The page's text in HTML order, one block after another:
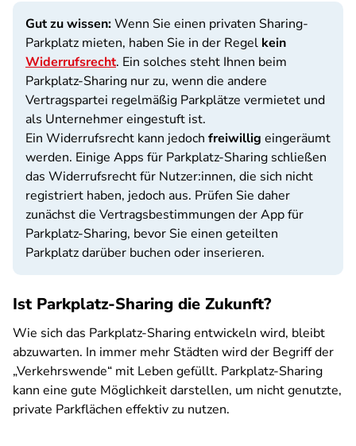
Gut zu wissen:Wenn Sie einen privaten Sharing-
Parkplatz mieten, haben Sie in der Regel kein
Widerrufsrecht. Ein solches steht Ihnen beim
Parkplatz-Sharing nur zu, wenn die andere
Vertragspartei regelmäßig Parkplätze vermietet und
als Unternehmer eingestuft ist.
Ein Widerrufsrecht kann jedoch freiwillig eingeräumt
werden. Einige Apps für Parkplatz-Sharing schließen
das Widerrufsrecht für Nutzer:innen, die sich nicht
registriert haben, jedoch aus. Prüfen Sie daher
zunächst die Vertragsbestimmungen der App für
Parkplatz-Sharing, bevor Sie einen geteilten
Parkplatz darüber buchen oder inserieren.
Ist Parkplatz-Sharing die Zukunft?
Wie sich das Parkplatz-Sharing entwickeln wird, bleibt
abzuwarten. In immer mehr Städten wird der Begriff der
„Verkehrswende“ mit Leben gefüllt. Parkplatz-Sharing
kann eine gute Möglichkeit darstellen, um nicht genutzte,
private Parkflächen effektiv zu nutzen.